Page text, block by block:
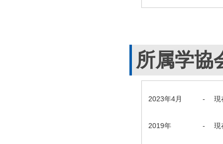
所属学協
2023年4月 - 現
2019年 - 現